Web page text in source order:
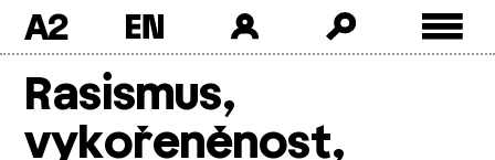
A2
Rasismus,
vykořeněnost,